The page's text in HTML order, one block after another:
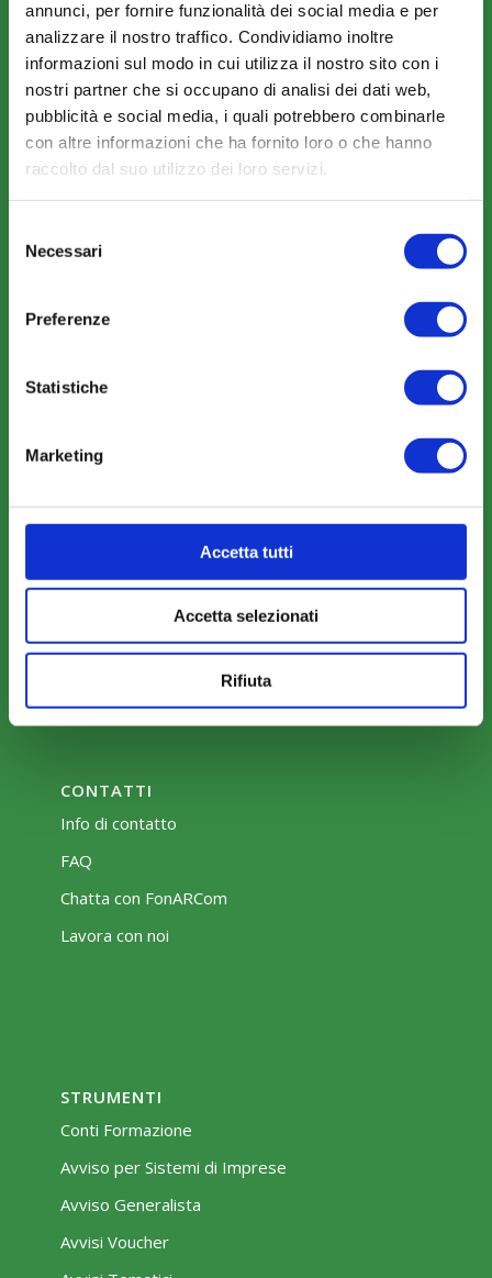
annunci, per fornire funzionalità dei social media e per
analizzare il nostro traffico. Condividiamo inoltre
informazioni sul modo in cui utilizza il nostro sito con i
nostri partner che si occupano di analisi dei dati web,
pubblicità e social media, i quali potrebbero combinarle
con altre informazioni che ha fornito loro o che hanno
raccolto dal suo utilizzo dei loro servizi.
delNecessari
Preferenze
Statistiche
Marketing
Accetta tutti
Accetta selezionati
Rifiuta
COMUNICAZIONI
News
Rassegna Stampa
Parere Parti
CONTATTI
Info di contatto
FAQ
Chatta con FonARCom
Lavora con noi
STRUMENTI
Conti Formazione
Avviso per Sistemi di Imprese
Avviso Generalista
Avvisi Voucher